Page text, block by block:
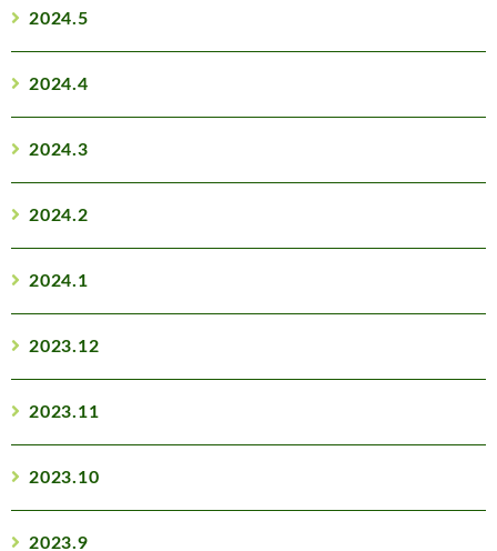
2024.5
2024.4
2024.3
2024.2
2024.1
2023.12
2023.11
2023.10
2023.9